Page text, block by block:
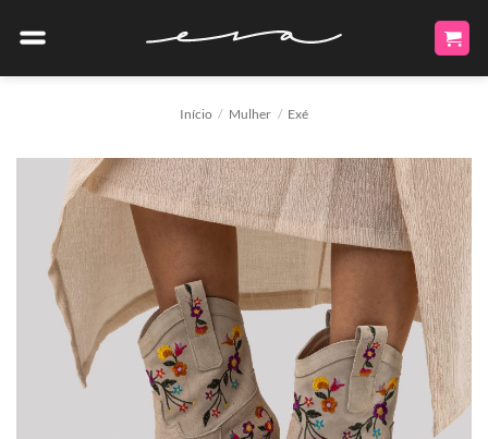
Início / Mulher / Exé